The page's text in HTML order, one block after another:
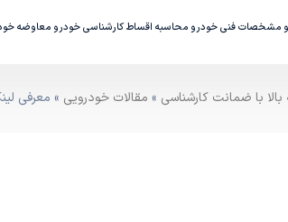
مشخصات فنی خودرو محاسبه اقساطکارشناسی خودرو معاوضه
» مقالات خودرویی » معرفی